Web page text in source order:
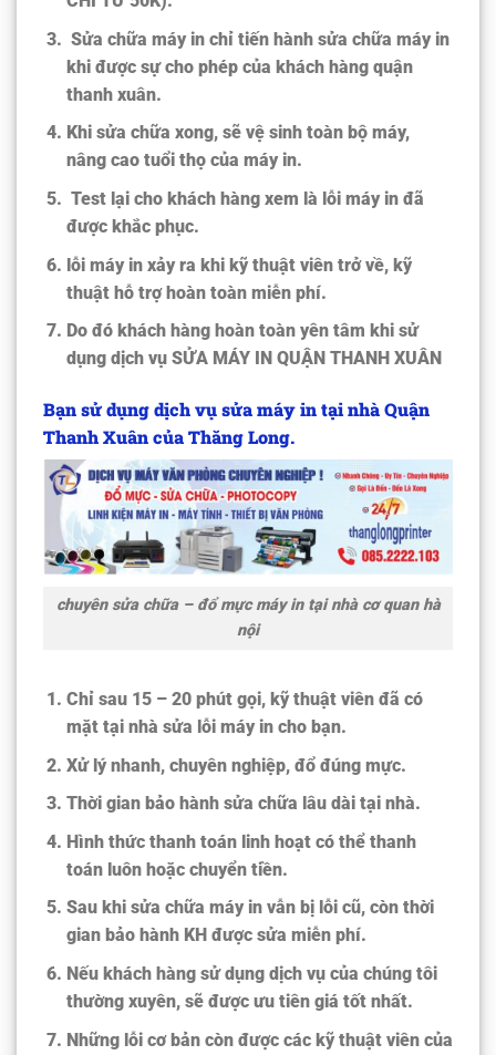
Sửa chữa máy in chỉ tiến hành sửa chữa máy in
khi được sự cho phép của khách hàng quận
thanh xuân.
Khi sửa chữa xong, sẽ vệ sinh toàn bộ máy,
nâng cao tuổi thọ của máy in.
Test lại cho khách hàng xem là lỗi máy in đã
được khắc phục.
lỗi máy in xảy ra khi kỹ thuật viên trở về, kỹ
thuật hỗ trợ hoàn toàn miễn phí.
Do đó khách hàng hoàn toàn yên tâm khi sử
dụng dịch vụ SỬA MÁY IN QUẬN THANH XUÂN
Bạn sử dụng dịch vụ sửa máy in tại nhà Quận
Thanh Xuân của Thăng Long.
chuyên sửa chữa – đổ mực máy in tại nhà cơ quan hà
nội
Chỉ sau 15 – 20 phút gọi, kỹ thuật viên đã có
mặt tại nhà sửa lỗi máy in cho bạn.
Xử lý nhanh, chuyên nghiệp, đổ đúng mực.
Thời gian bảo hành sửa chữa lâu dài tại nhà.
Hình thức thanh toán linh hoạt có thể thanh
toán luôn hoặc chuyển tiền.
Sau khi sửa chữa máy in vẫn bị lỗi cũ, còn thời
gian bảo hành KH được sửa miễn phí.
Nếu khách hàng sử dụng dịch vụ của chúng tôi
thường xuyên, sẽ được ưu tiên giá tốt nhất.
Những lỗi cơ bản còn được các kỹ thuật viên của